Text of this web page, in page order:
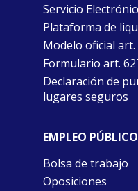
Servicio
Plataforma de
Modelo oficial
Formulario art.
Declaración de
lugares seguros
EMPLEO PÚBLICO
Bolsa de trabajo
Oposiciones